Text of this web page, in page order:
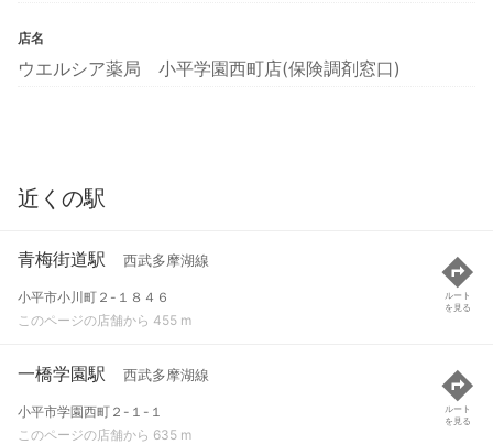
店名
ウエルシア薬局 小平学園西町店(保険調剤窓口)
近くの駅
青梅街道駅 西武多摩湖線
小平市小川町２-１８４６
このページの店舗から 455 m
ルート
を見る
一橋学園駅 西武多摩湖線
小平市学園西町２-１-１
このページの店舗から 635 m
ルート
を見る